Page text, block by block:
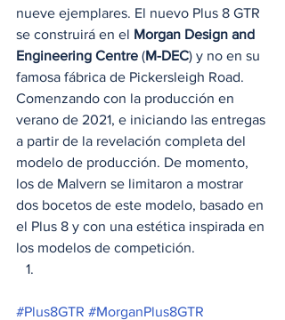
nueve ejemplares. El nuevo Plus 8 GTR
se construirá en el Morgan Design and
Engineering Centre (M-DEC) y no en su
famosa fábrica de Pickersleigh Road.
Comenzando con la producción en
verano de 2021, e iniciando las entregas
a partir de la revelación completa del
modelo de producción. De momento,
los de Malvern se limitaron a mostrar
dos bocetos de este modelo, basado en
el Plus 8 y con una estética inspirada en
los modelos de competición.
#Plus8GTR #MorganPlus8GTR